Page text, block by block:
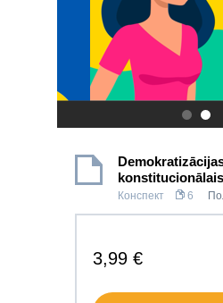
.
Конспект 6
3,99 €